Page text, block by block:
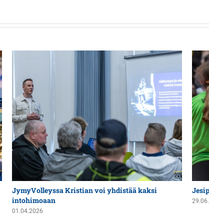
JymyVolleyssa Kristian voi yhdistää kaksi
intohimoaan
01.04.2026